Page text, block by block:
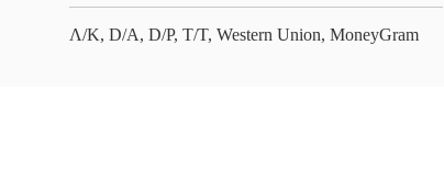
Λ/Κ, D/A, D/P, T/T, Western Union, MoneyGram